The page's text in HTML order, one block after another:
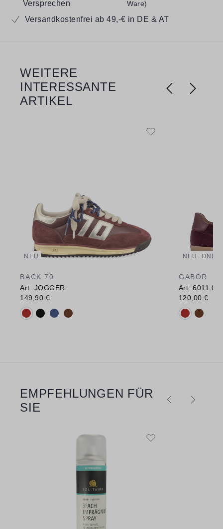
Versprechen Ware)
Versandkostenfrei ab 49,-€ in DE & AT
Produktgalerie überspringen
WEITERE
INTERESSANTE
ARTIKEL
NEU
BACK 70
Art. JOGGER
149,90 €
Verfügbare Farbvarianten:
NEU
GABOR
Art. 6011.01
120,00 €
Verfügbare
Produktgalerie überspringen
EMPFEHLUNGEN FÜR
SIE